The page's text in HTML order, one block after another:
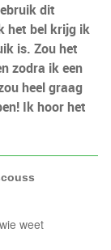
dit
het bel krijg ik
is. Zou het
zodra ik een
heel graag
Ik hoor het
weet